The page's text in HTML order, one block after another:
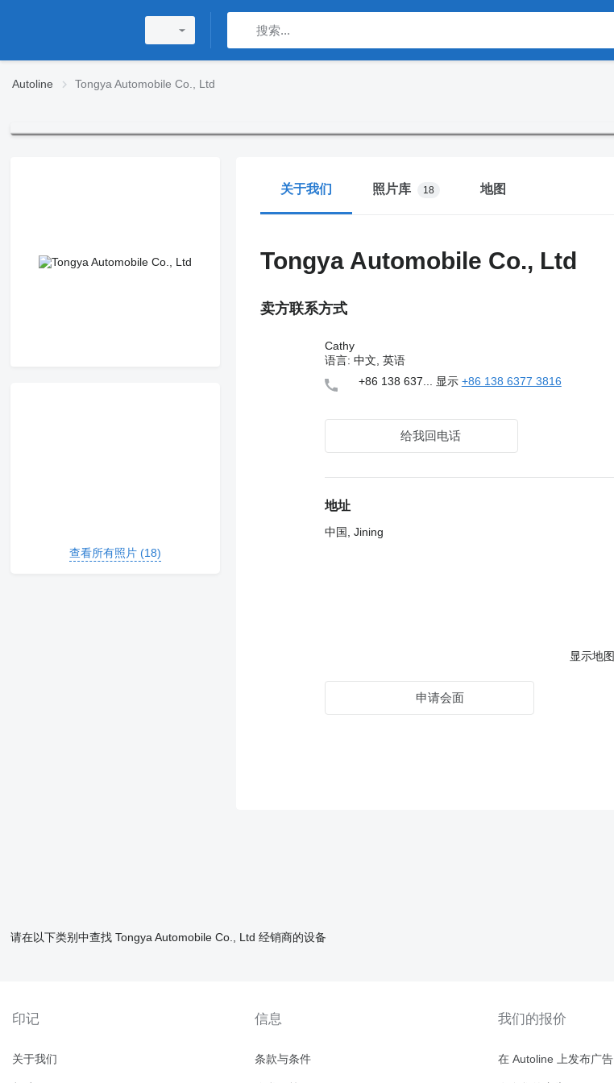
Autoline Tongya Automobile Co., Ltd
查看所有照片 (18)
关于我们 照片库 18 地图
Tongya Automobile Co., Ltd
卖方联系方式
Cathy
语言: 中文, 英语
+86 138 637... 显示 +86 138 6377 3816
给我回电话
地址
中国, Jining
显示地图
申请会面
请在以下类别中查找 Tongya Automobile Co., Ltd 经销商的设备
印记
关于我们
信息
条款与条件
我们的报价
在 Autoline 上发布广告